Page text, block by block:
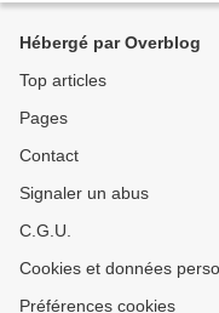
Hébergé par Overblog
Top articles
Pages
Contact
Signaler un abus
C.G.U.
Cookies et données
Préférences cookies